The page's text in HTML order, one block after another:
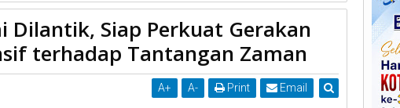
Kolaboratif dan Responsif terhadap Tantangan Zaman
Dilantik, Siap Perkuat Gerakan
terhadap Tantangan Zaman
A+ A- Print Email